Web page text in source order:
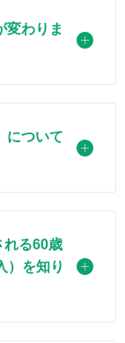
変わりま
について
れる60歳
）を知り